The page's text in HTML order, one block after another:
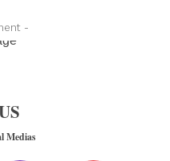
-
Medias